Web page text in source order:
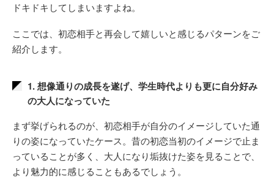
ドキドキしてしまいますよね。
ここでは、初恋相手と再会して嬉しいと感じるパターンをご
紹介します。
1. 想像通りの成長を遂げ、学生時代よりも更に自分好み
の大人になっていた
まず挙げられるのが、初恋相手が自分のイメージしていた通
りの姿になっていたケース。昔の初恋当初のイメージで止ま
っていることが多く、大人になり垢抜けた姿を見ることで、
より魅力的に感じることもあるでしょう。